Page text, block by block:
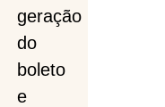
geração
do
boleto
e